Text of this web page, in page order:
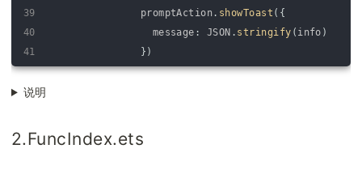
39
40
41
42
43
45
46
promptAction . showToast ( {
message : JSON . stringify ( info )
} )
}
}) .catch
说明
2.FuncIndex.ets